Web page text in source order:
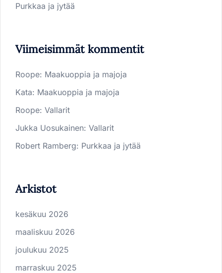
Purkkaa ja jytää
Viimeisimmät kommentit
Roope: Maakuoppia ja majoja
Kata: Maakuoppia ja majoja
Roope: Vallarit
Jukka Uosukainen: Vallarit
Robert Ramberg: Purkkaa ja jytää
Arkistot
kesäkuu 2026
maaliskuu 2026
joulukuu 2025
marraskuu 2025